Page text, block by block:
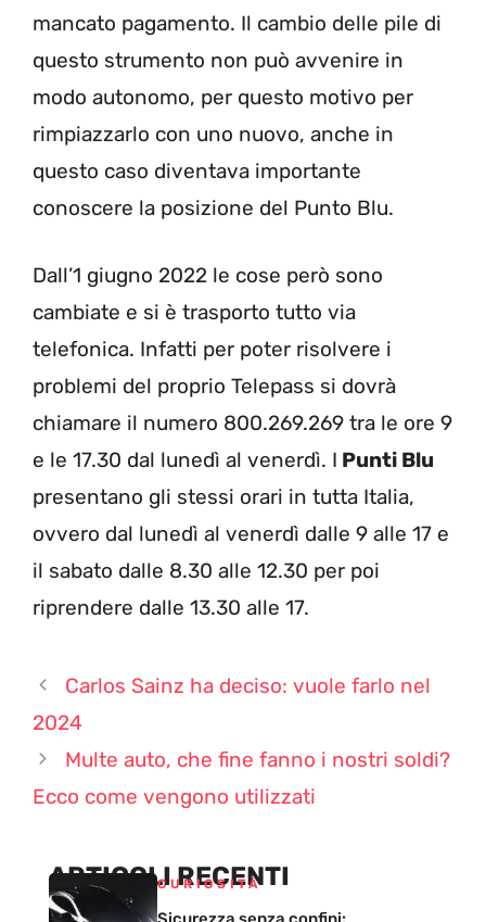
mancato pagamento. Il cambio delle pile di
questo strumento non può avvenire in
modo autonomo, per questo motivo per
rimpiazzarlo con uno nuovo, anche in
questo caso diventava importante
conoscere la posizione del Punto Blu.
Dall’1 giugno 2022 le cose però sono
cambiate e si è trasporto tutto via
telefonica. Infatti per poter risolvere i
problemi del proprio Telepass si dovrà
chiamare il numero 800.269.269 tra le ore 9
e le 17.30 dal lunedì al venerdì. I Punti Blu
presentano gli stessi orari in tutta Italia,
ovvero dal lunedì al venerdì dalle 9 alle 17 e
il sabato dalle 8.30 alle 12.30 per poi
riprendere dalle 13.30 alle 17.
Carlos Sainz ha deciso: vuole farlo nel
2024
Multe auto, che fine fanno i nostri soldi?
Ecco come vengono utilizzati
ARTICOLI RECENTI
CURIOSITÀ